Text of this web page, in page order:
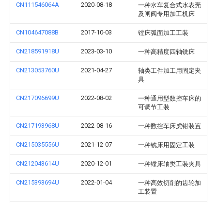
CN111546064A 2020-08-18
一种水车复合式水表壳
及闸阀专用加工机床
CN104647088B 2017-10-03 镗床弧面加工工装
CN218591918U 2023-03-10 一种高精度四轴铣床
CN213053760U 2021-04-27
轴类工件加工用固定夹
具
CN217096699U 2022-08-02
一种通用型数控车床的
可调节工装
CN217193968U 2022-08-16 一种数控车床虎钳装置
CN215035556U 2021-12-07 一种铣床用固定工装
CN212043614U 2020-12-01 一种镗床轴类工装夹具
CN215393694U 2022-01-04
一种高效切削的齿轮加
工装置